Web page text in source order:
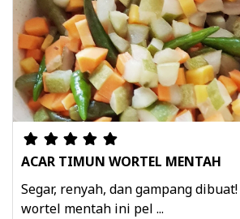
ACAR TIMUN WORTEL MENTAH
Segar, renyah, dan gampang
wortel mentah ini pel ...